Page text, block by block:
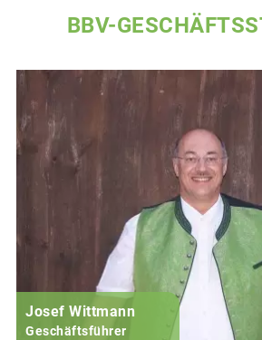
BBV-
Josef Wittmann
Geschäftsführer